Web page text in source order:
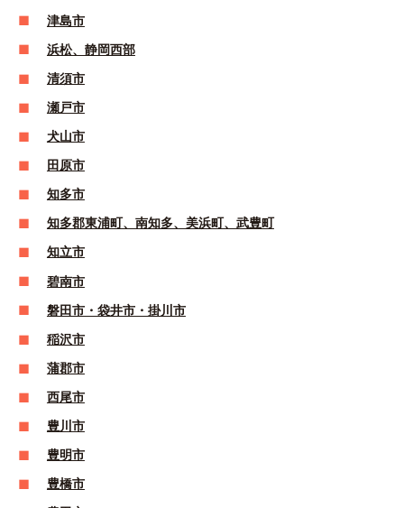
津島市
浜松、静岡西部
清須市
瀬戸市
犬山市
田原市
知多市
知多郡東浦町、南知多、美浜町、武豊町
知立市
碧南市
磐田市・袋井市・掛川市
稲沢市
蒲郡市
西尾市
豊川市
豊明市
豊橋市